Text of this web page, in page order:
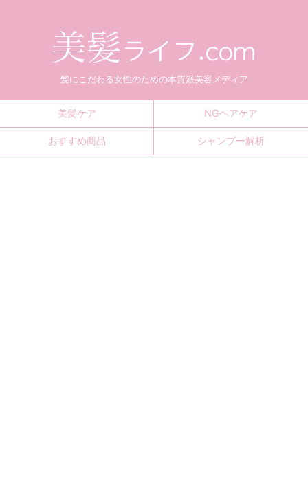
髪にこだわる女性のための本質派美容メディア
美髪ケア NGヘアケア
おすすめ商品 シャンプー解析